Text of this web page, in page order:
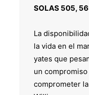
SOLAS 505,
La
la vida en el
yates que
un
comprometer